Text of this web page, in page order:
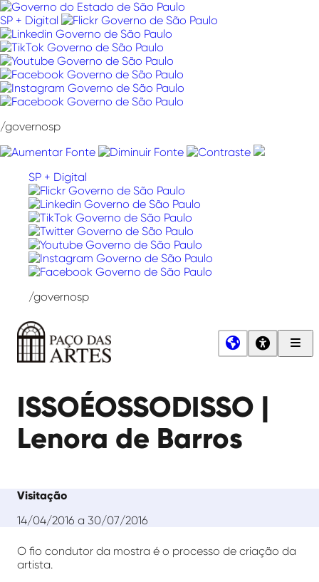
Pular
para
o
conteúdo
SP + Digital
/governosp
SP + Digital
/governosp
Artes
ISSOÉOSSODISSO |
Lenora de Barros
Visitação
14/04/2016 a 30/07/2016
O fio condutor da mostra é o processo de criação da
artista.